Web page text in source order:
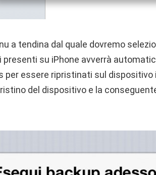
a tendina dal quale dovremo
su iPhone avverrà
per essere ripristinati sul dispositivo
del dispositivo e la